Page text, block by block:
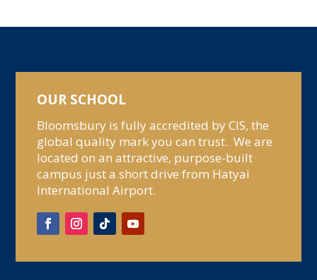
OUR SCHOOL
Bloomsbury is fully accredited by CIS, the
global quality mark you can trust. We are
located on an attractive, purpose-built
campus just a short drive from Hatyai
International Airport.